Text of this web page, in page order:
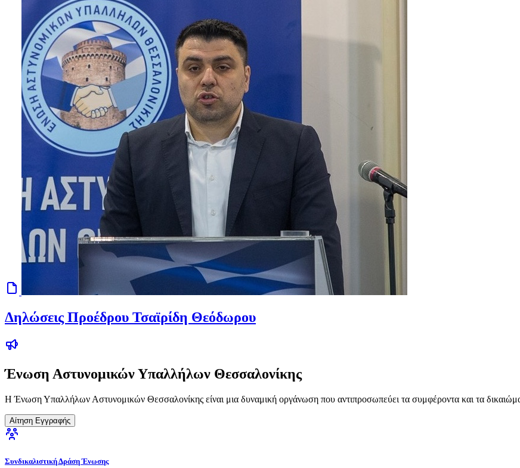
Δηλώσεις Προέδρου Τσαϊρίδη Θεόδωρου
Ένωση Αστυνομικών Υπαλλήλων Θεσσαλονίκης
Η Ένωση Υπαλλήλων Αστυνομικών Θεσσαλονίκης είναι μια δυναμική οργάνωση που αντιπροσωπεύει τα συμφέροντα και τα
Αίτηση Εγγραφής
Συνδικαλιστική Δράση Ένωσης